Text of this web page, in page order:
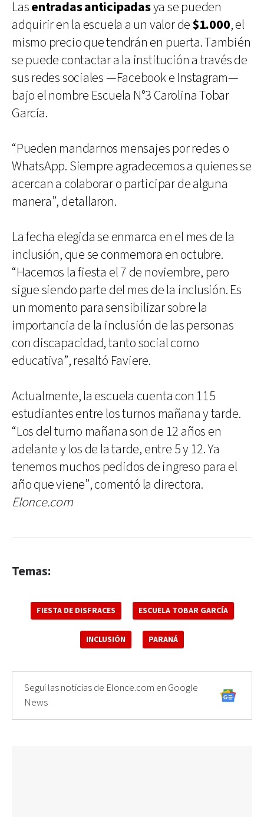
Lasentradas anticipadasya se pueden
adquirir en la escuela a un valor de$1.000, el
mismo precio que tendrán en puerta. También
se puede contactar a la institución a través de
sus redes sociales —Facebook e Instagram—
bajo el nombre Escuela N°3 Carolina Tobar
García.
“Pueden mandarnos mensajes por redes o
WhatsApp. Siempre agradecemos a quienes se
acercan a colaborar o participar de alguna
manera”, detallaron.
La fecha elegida se enmarca en el mes de la
inclusión, que se conmemora en octubre.
“Hacemos la fiesta el 7 de noviembre, pero
sigue siendo parte del mes de la inclusión. Es
un momento para sensibilizar sobre la
importancia de la inclusión de las personas
con discapacidad, tanto social como
educativa”, resaltó Faviere.
Actualmente, la escuela cuenta con 115
estudiantes entre los turnos mañana y tarde.
“Los del turno mañana son de 12 años en
adelante y los de la tarde, entre 5 y 12. Ya
tenemos muchos pedidos de ingreso para el
año que viene”, comentó la directora.
Elonce.com
Temas:
FIESTA DE DISFRACES ESCUELA TOBAR GARCÍA
INCLUSIÓN PARANÁ
Seguí las noticias de Elonce.com en Google
News